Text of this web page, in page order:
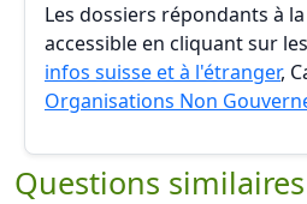
Les dossiers répondants à
accessible en cliquant sur
infos suisse et à l'étranger,
Organisations Non
Questions similaires